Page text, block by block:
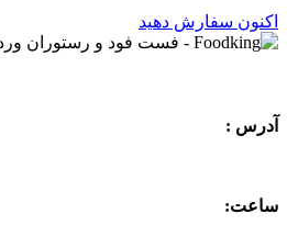
اکنون سفارش دهید
آدرس :
ساعت: